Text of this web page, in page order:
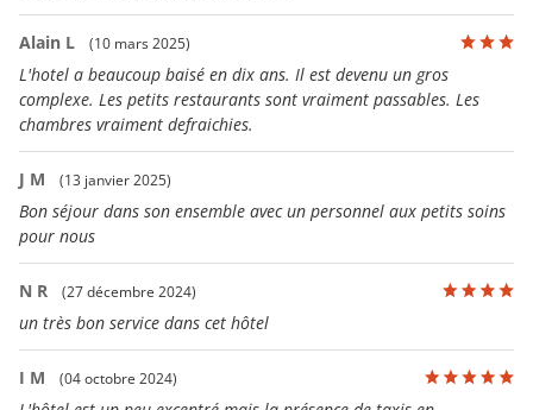
Alain L (10 mars 2025)
L'hotel a beaucoup baisé en dix ans. Il est devenu un gros
complexe. Les petits restaurants sont vraiment passables. Les
chambres vraiment defraichies.
J M (13 janvier 2025)
Bon séjour dans son ensemble avec un personnel aux petits soins
pour nous
N R (27 décembre 2024)
un très bon service dans cet hôtel
I M (04 octobre 2024)